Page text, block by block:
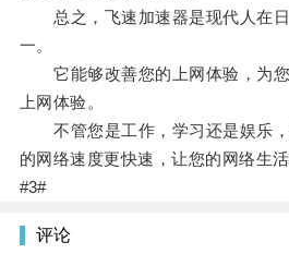
总之，飞速加速器是现代人在日
一。
它能够改善您的上网体验，为您
上网体验。
不管您是工作，学习还是娱乐，
的网络速度更快速，让您的网络生
#3#
评论